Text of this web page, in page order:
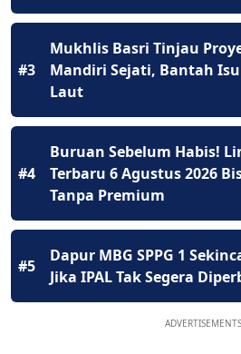
#3
Mukhlis Basri Tinjau
Mandiri Sejati, Bantah
Laut
#4
Buruan Sebelum Habis!
Terbaru 6 Agustus 2026
Tanpa Premium
#5
Dapur MBG SPPG 1
Jika IPAL Tak Segera
ADVERTISEMENTS